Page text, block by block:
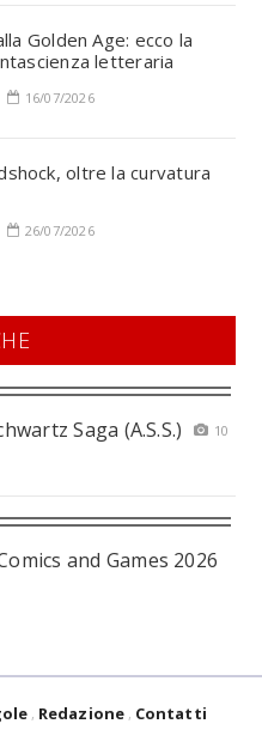
Golden Age: ecco la
letteraria
16/07/2026
oltre la curvatura
26/07/2026
Saga (A.S.S.)
10
and Games 2026
Redazione Contatti